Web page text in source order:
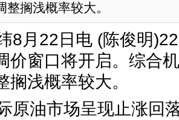
整搁浅概率较大。
8月22日电 (陈俊明
价窗口将开启。综合
搁浅概率较大。
原油市场呈现止涨回